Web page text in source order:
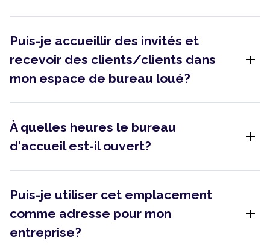
Puis-je accueillir des invités et
recevoir des clients/clients dans
mon espace de bureau loué?
add
À quelles heures le bureau
d'accueil est-il ouvert?
add
Puis-je utiliser cet emplacement
comme adresse pour mon
entreprise?
add